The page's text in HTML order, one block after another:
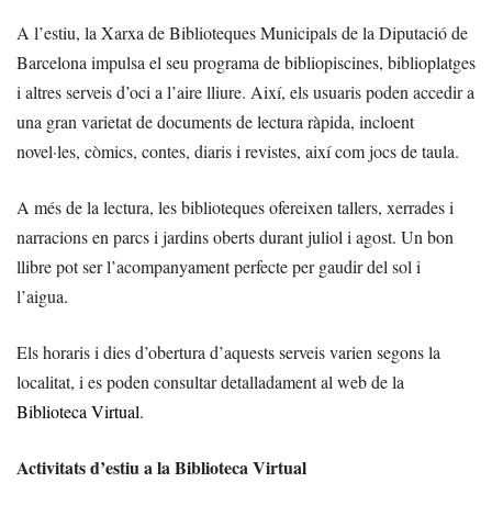
A l’estiu, la Xarxa de Biblioteques Municipals de la Diputació de
Barcelona impulsa el seu programa de bibliopiscines, biblioplatges
i altres serveis d’oci a l’aire lliure. Així, els usuaris poden accedir a
una gran varietat de documents de lectura ràpida, incloent
novel·les, còmics, contes, diaris i revistes, així com jocs de taula.
A més de la lectura, les biblioteques ofereixen tallers, xerrades i
narracions en parcs i jardins oberts durant juliol i agost. Un bon
llibre pot ser l’acompanyament perfecte per gaudir del sol i
l’aigua.
Els horaris i dies d’obertura d’aquests serveis varien segons la
localitat, i es poden consultar detalladament al web de la
Biblioteca Virtual.
Activitats d’estiu a la Biblioteca Virtual